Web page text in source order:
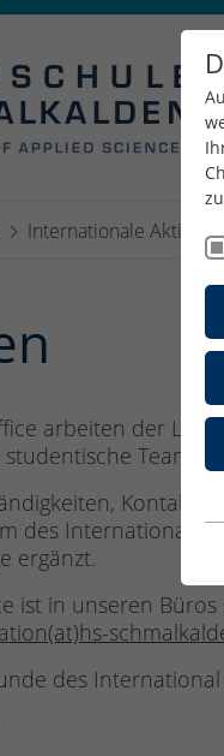
Internationale
arbeiten der
Teams.
des International
ergänzt.
ist in unseren
des International